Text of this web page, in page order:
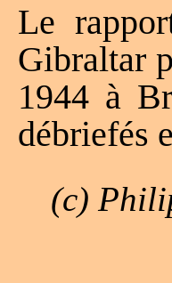
Le
Gibraltar
1944 à
débriefés
(c)